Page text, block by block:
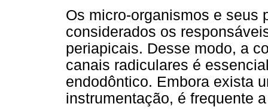
Os micro-organismos e seus
considerados os
periapicais. Desse modo, a
canais radiculares é
endodôntico. Embora exista
instrumentação, é frequente